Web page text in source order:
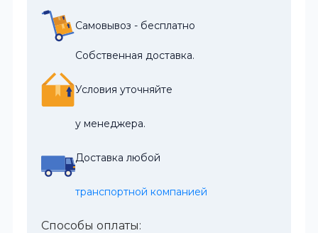
Самовывоз - бесплатно
Собственная доставка.
Условия уточняйте
у менеджера.
Доставка любой
транспортной компанией
Способы оплаты: